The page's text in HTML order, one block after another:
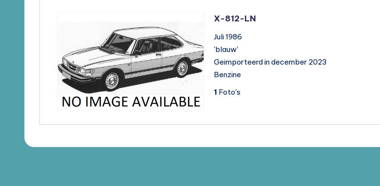
X-812-LN
Juli 1986
'blauw'
Geimporteerd in december 2023
Benzine
1 Foto's